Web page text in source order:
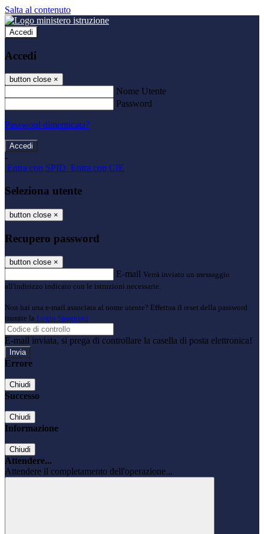
Salta al contenuto
Accedi
Accedi
button close ×
Nome Utente
Password
Password dimenticata?
-
Entra con SPID Entra con CIE
Seleziona utente
button close ×
Recupero password
button close ×
E-mail Verrà inviato un messaggio
all'indirizzo indicato con le istruzioni necessarie.
Non hai una e-mail associata al nome utente? Effettua il reset della password
tramite la Login Spaggiari
E-mail inviata, si prega di controllare la casella di posta elettronica!
Errore
Chiudi
Successo
Chiudi
Informazione
Chiudi
Attendere...
Attendere il completamento dell'operazione...